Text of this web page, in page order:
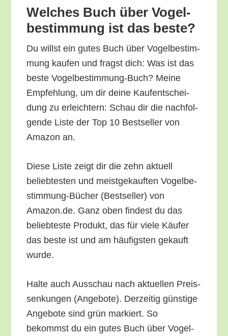
Wel­ches Buch über Vogel­
be­stim­mung ist das beste?
Du willst ein gutes Buch über Vogel­be­stim­
mung kau­fen und fragst dich: Was ist das
bes­te Vogel­be­stim­mung-Buch? Mei­ne
Emp­feh­lung, um dir dei­ne Kauf­ent­schei­
dung zu erleich­tern: Schau dir die nach­fol­
gen­de Lis­te der Top 10 Best­sel­ler von
Ama­zon an.
Die­se Lis­te zeigt dir die zehn aktu­ell
belieb­tes­ten und meist­ge­kauf­ten Vogel­be­
stim­mung-Bücher (Best­sel­ler) von
Amazon.de. Ganz oben fin­dest du das
belieb­tes­te Pro­dukt, das für vie­le Käu­fer
das bes­te ist und am häu­figs­ten gekauft
wurde.
Hal­te auch Aus­schau nach aktu­el­len Preis­
sen­kun­gen (Ange­bo­te). Der­zei­tig güns­ti­ge
Ange­bo­te sind grün mar­kiert. So
bekommst du ein gutes Buch über Vogel­